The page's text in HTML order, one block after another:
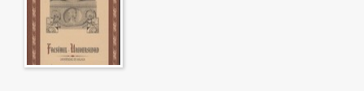
ARQUITECTURA
ARTE Y DISEÑO INDUSTRIAL / COMERCIAL
ASTRONOMÍA, ESPACIO Y TIEMPO
Informe evaluación de monografías